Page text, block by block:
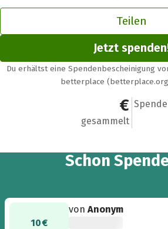
Teilen
Jetzt
Du erhältst eine Spendenbescheinigung
betterplace (betterplace.org
600 €
gesammelt
16
Schon 16
10 €
vonAnonym